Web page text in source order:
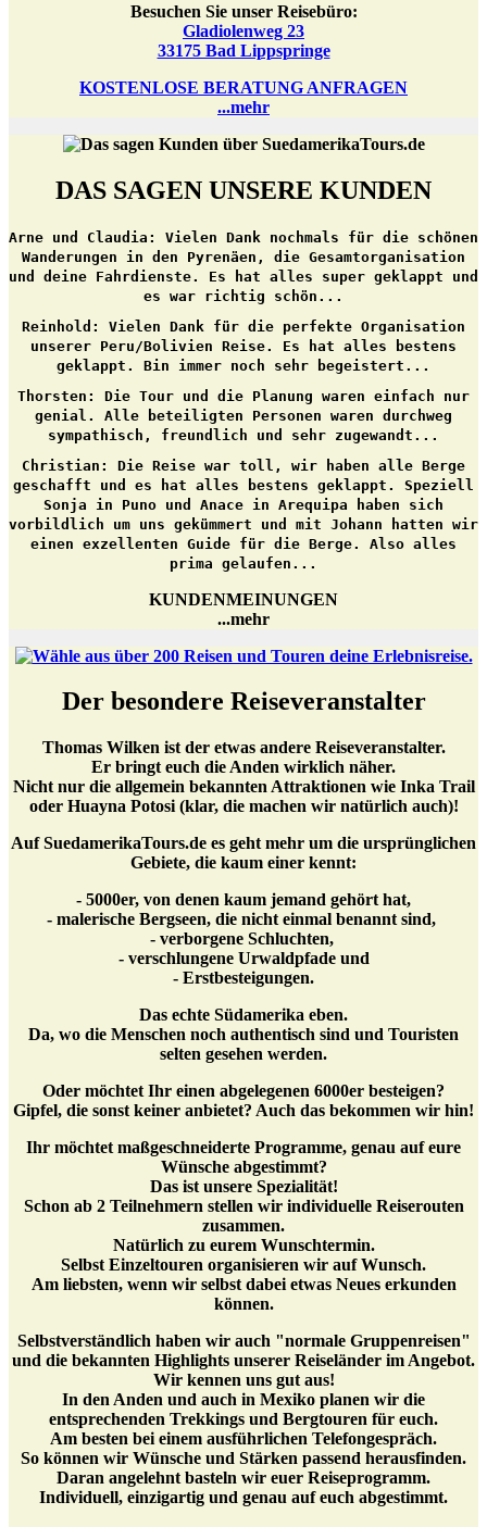
Besuchen Sie unser Reisebüro:
Gladiolenweg 23
33175 Bad Lippspringe
KOSTENLOSE BERATUNG ANFRAGEN
...mehr
DAS SAGEN UNSERE KUNDEN
Arne und Claudia:
Vielen Dank nochmals für die schönen
Wanderungen in den Pyrenäen, die Gesamtorganisation
und deine Fahrdienste. Es hat alles super geklappt und
es war richtig schön...
Reinhold:
Vielen Dank für die perfekte Organisation
unserer Peru/Bolivien Reise. Es hat alles bestens
geklappt. Bin immer noch sehr begeistert...
Thorsten:
Die Tour und die Planung waren einfach nur
genial. Alle beteiligten Personen waren durchweg
sympathisch, freundlich und sehr zugewandt...
Christian:
Die Reise war toll, wir haben alle Berge
geschafft und es hat alles bestens geklappt. Speziell
Sonja in Puno und Anace in Arequipa haben sich
vorbildlich um uns gekümmert und mit Johann hatten wir
einen exzellenten Guide für die Berge. Also alles
prima gelaufen...
KUNDENMEINUNGEN
...mehr
Der besondere Reiseveranstalter
Thomas Wilken ist der etwas andere Reiseveranstalter.
Er bringt euch die Anden wirklich näher.
Nicht nur die allgemein bekannten Attraktionen wie Inka Trail
oder Huayna Potosi (klar, die machen wir natürlich auch)!
Auf SuedamerikaTours.de es geht mehr um die ursprünglichen
Gebiete, die kaum einer kennt:
- 5000er, von denen kaum jemand gehört hat,
- malerische Bergseen, die nicht einmal benannt sind,
- verborgene Schluchten,
- verschlungene Urwaldpfade und
- Erstbesteigungen.
Das echte Südamerika eben.
Da, wo die Menschen noch authentisch sind und Touristen
selten gesehen werden.
Oder möchtet Ihr einen abgelegenen 6000er besteigen?
Gipfel, die sonst keiner anbietet? Auch das bekommen wir hin!
Ihr möchtet maßgeschneiderte Programme, genau auf eure
Wünsche abgestimmt?
Das ist unsere Spezialität!
Schon ab 2 Teilnehmern stellen wir individuelle Reiserouten
zusammen.
Natürlich zu eurem Wunschtermin.
Selbst Einzeltouren organisieren wir auf Wunsch.
Am liebsten, wenn wir selbst dabei etwas Neues erkunden
können.
Selbstverständlich haben wir auch "normale Gruppenreisen"
und die bekannten Highlights unserer Reiseländer im Angebot.
Wir kennen uns gut aus!
In den Anden und auch in Mexiko planen wir die
entsprechenden Trekkings und Bergtouren für euch.
Am besten bei einem ausführlichen Telefongespräch.
So können wir Wünsche und Stärken passend herausfinden.
Daran angelehnt basteln wir euer Reiseprogramm.
Individuell, einzigartig und genau auf euch abgestimmt.